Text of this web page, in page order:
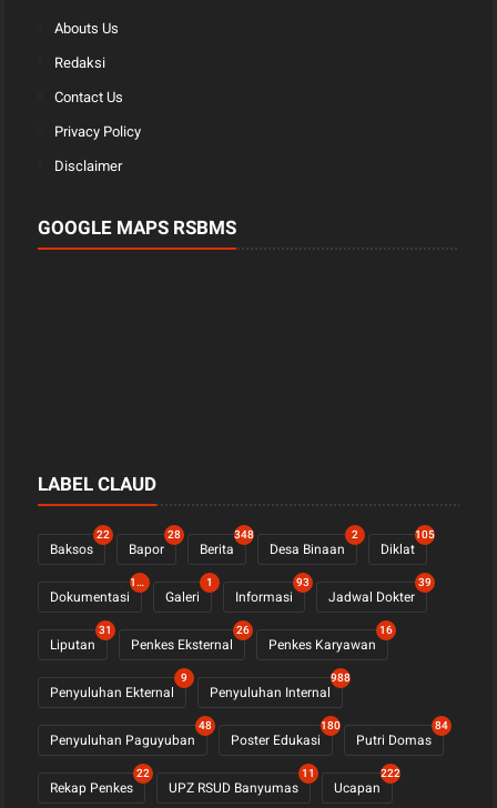
Abouts Us
Redaksi
Contact Us
Privacy Policy
Disclaimer
GOOGLE MAPS RSBMS
LABEL CLAUD
Baksos
22
Bapor
28
Berita
348
Desa Binaan
2
Diklat
105
Dokumentasi
1122
Galeri
1
Informasi
93
Jadwal Dokter
39
Liputan
31
Penkes Eksternal
26
Penkes Karyawan
16
Penyuluhan Ekternal
9
Penyuluhan Internal
988
Penyuluhan Paguyuban
48
Poster Edukasi
180
Putri Domas
84
Rekap Penkes
22
UPZ RSUD Banyumas
11
Ucapan
222